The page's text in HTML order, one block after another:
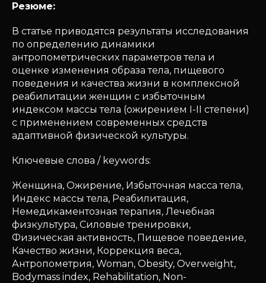
Резюме:
В статье приводятся результаты исследования
по определению динамики
антропометрических параметров тела и
оценке изменения образа тела, пищевого
поведения и качества жизни в комплексной
реабилитации женщин с избыточным
индексом массы тела (ожирением I-II степени)
с применением современных средств
адаптивной физической культуры.
Ключевые слова / keywords:
Женщина, Ожирение, Избыточная масса тела,
Индекс массы тела, Реабилитация,
Немедикаментозная терапия, Лечебная
физкультура, Силовые тренировки,
Физическая активность, Пищевое поведение,
Качество жизни, Коррекция веса,
Антропометрия, Woman, Obesity, Overweight,
Bodymass index, Rehabilitation, Non-